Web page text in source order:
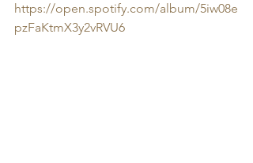
https://open.spotify.com/album/5iw08e
pzFaKtmX3y2vRVU6